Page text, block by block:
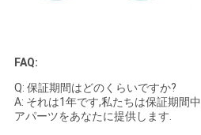
FAQ:
Q: 保証期間はどのくらいですか?
A: それは1年です,私たちは保証期間
アパーツをあなたに提供します.